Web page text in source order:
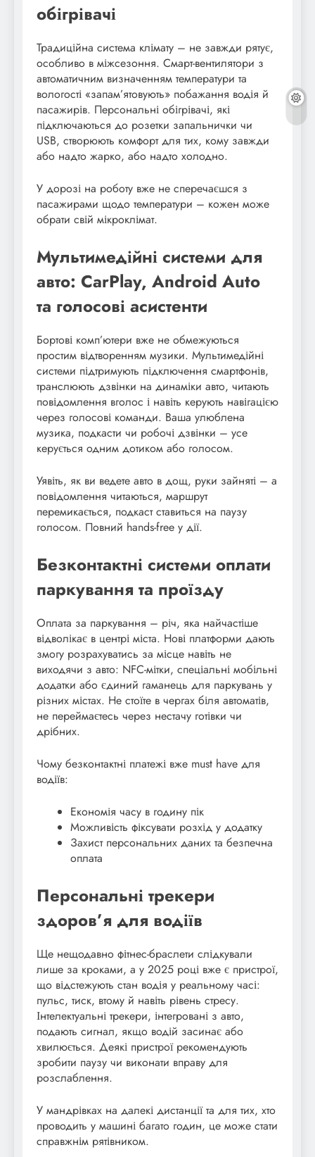
обігрівачі
Традиційна система клімату – не завжди рятує,
особливо в міжсезоння. Смарт-вентилятори з
автоматичним визначенням температури та
вологості «запам’ятовують» побажання водія й
пасажирів. Персональні обігрівачі, які
підключаються до розетки запальнички чи
USB, створюють комфорт для тих, кому завжди
або надто жарко, або надто холодно.
У дорозі на роботу вже не сперечаєшся з
пасажирами щодо температури – кожен може
обрати свій мікроклімат.
Мультимедійні системи для
авто: CarPlay, Android Auto
та голосові асистенти
Бортові комп’ютери вже не обмежуються
простим відтворенням музики. Мультимедійні
системи підтримують підключення смартфонів,
транслюють дзвінки на динаміки авто, читають
повідомлення вголос і навіть керують навігацією
через голосові команди. Ваша улюблена
музика, подкасти чи робочі дзвінки – усе
керується одним дотиком або голосом.
Уявіть, як ви ведете авто в дощ, руки зайняті – а
повідомлення читаються, маршрут
перемикається, подкаст ставиться на паузу
голосом. Повний hands-free у дії.
Безконтактні системи оплати
паркування та проїзду
Оплата за паркування – річ, яка найчастіше
відволікає в центрі міста. Нові платформи дають
змогу розрахуватись за місце навіть не
виходячи з авто: NFC-мітки, спеціальні мобільні
додатки або єдиний гаманець для паркувань у
різних містах. Не стоїте в чергах біля автоматів,
не переймаєтесь через нестачу готівки чи
дрібних.
Чому безконтактні платежі вже must have для
водіїв:
Економія часу в годину пік
Можливість фіксувати розхід у додатку
Захист персональних даних та безпечна
оплата
Персональні трекери
здоров’я для водіїв
Ще нещодавно фітнес-браслети слідкували
лише за кроками, а у 2025 році вже є пристрої,
що відстежують стан водія у реальному часі:
пульс, тиск, втому й навіть рівень стресу.
Інтелектуальні трекери, інтегровані з авто,
подають сигнал, якщо водій засинає або
хвилюється. Деякі пристрої рекомендують
зробити паузу чи виконати вправу для
розслаблення.
У мандрівках на далекі дистанції та для тих, хто
проводить у машині багато годин, це може стати
справжнім рятівником.